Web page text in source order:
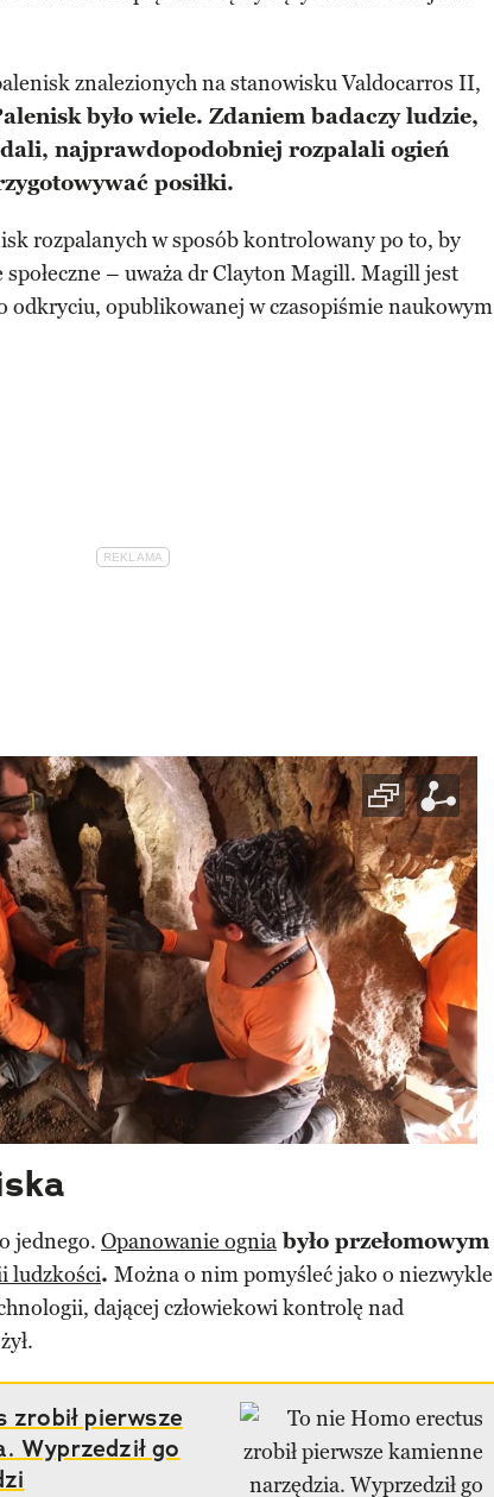
znalezionych na stanowisku Valdocarros II,
było wiele. Zdaniem badaczy ludzie,
najprawdopodobniej rozpalali ogień
posiłki.
rozpalanych w sposób kontrolowany po to, by
społeczne – uważa dr Clayton Magill. Magill jest
odkryciu, opublikowanej w czasopiśmie naukowym
jednego. Opanowanie ogniabyło przełomowym
ludzkości. Można o nim pomyśleć jako o niezwykle
dającej człowiekowi kontrolę nad
zrobił pierwsze
Wyprzedził go